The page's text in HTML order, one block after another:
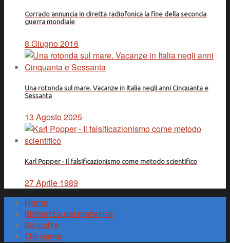
Corrado annuncia in diretta radiofonica la fine della seconda
guerra mondiale
8 Giugno 2016
Una rotonda sul mare. Vacanze in Italia negli anni Cinquanta e
Sessanta
13 Agosto 2025
Karl Popper - Il falsificazionismo come metodo scientifico
27 Aprile 1989
Home
Richiesta dei materiali
Raccolte
Chi siamo